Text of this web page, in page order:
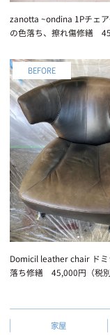
zanotta ~ondina 1Pチェ
の色落ち、擦れ傷修繕
Domicil leather chair ド
落ち修繕 45,000円（税別
家屋